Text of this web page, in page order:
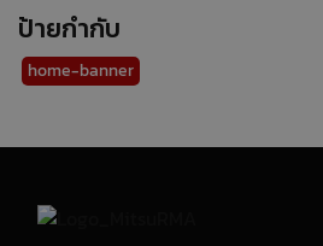
ป้ายกำกับ
home-banner